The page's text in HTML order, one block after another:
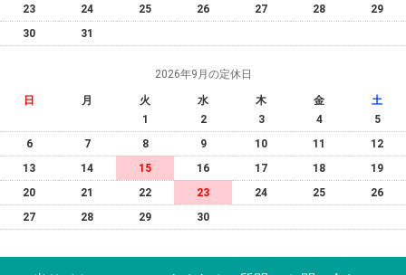
23
24 25 26 27 28
29
30
31
2026年9月の定休日
日 月 火 水 木 金
土
1
2 3 4
5
6
7 8 9 10 11
12
13
14 15 16 17 18
19
20
21 22 23 24 25
26
27
28 29 30